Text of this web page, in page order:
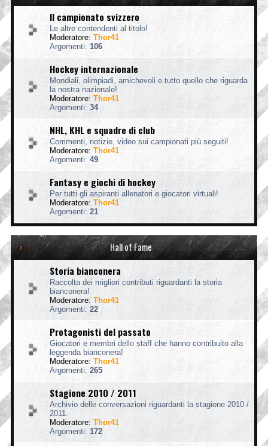
Il campionato svizzero
Le altre contendenti al titolo!
Moderatore: Thor41
Argomenti: 106
Hockey internazionale
Mondiali, olimpiadi, amichevoli e tutto quello che riguarda
la nostra nazionale!
Moderatore: Thor41
Argomenti: 34
NHL, KHL e squadre di club
Commenti, notizie, video sui campionati più seguiti!
Moderatore: Thor41
Argomenti: 49
Fantasy e giochi di hockey
Per tutti gli aspiranti allenatori e giocatori virtuali!
Moderatore: Thor41
Argomenti: 21
Hall of Fame
Storia bianconera
Raccolta dei migliori contributi riguardanti la storia
bianconera!
Moderatore: Thor41
Argomenti: 22
Protagonisti del passato
Giocatori e membri dello staff che hanno contribuito alla
leggenda bianconera!
Moderatore: Thor41
Argomenti: 265
Stagione 2010 / 2011
Archivio delle conversazioni riguardanti la stagione 2010 /
2011.
Moderatore: Thor41
Argomenti: 172